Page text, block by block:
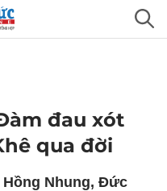
đau xót
qua đời
Nhung, Đức